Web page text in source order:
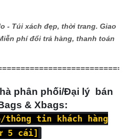
- Túi xách đẹp, thời trang. Giao
phí đổi trả hàng, thanh toán
phân phối/Đại lý bán
& Xbags:
tin khách hàng
5 cái]